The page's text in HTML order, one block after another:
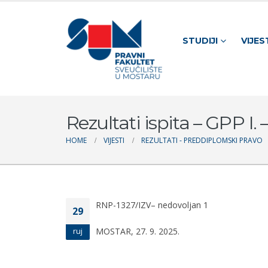
STUDIJI
Rezultati ispita – GPP I.
HOME VIJESTI REZULTATI - PREDDIPLOMSKI PRAVO
29
ruj
RNP-1327/IZV– nedovoljan 1
MOSTAR, 27. 9. 2025.